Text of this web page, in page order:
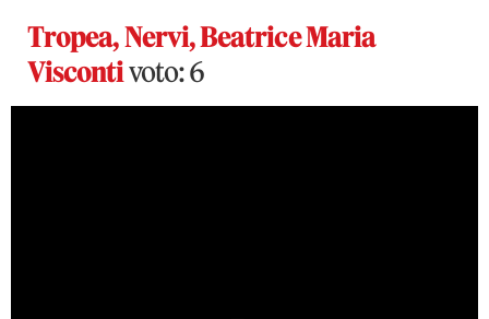
Tropea, Nervi, Beatrice Maria
Viscontivoto: 6